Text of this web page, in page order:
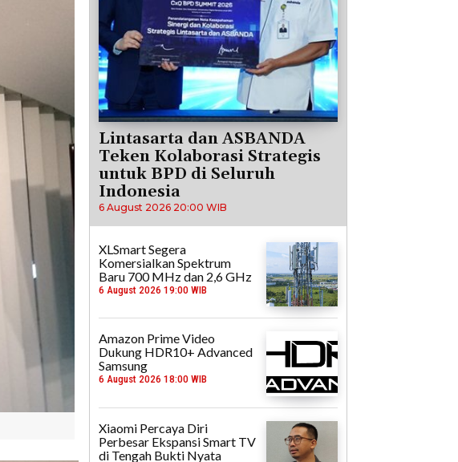
Lintasarta dan ASBANDA
Teken Kolaborasi Strategis
untuk BPD di Seluruh
Indonesia
6 August 2026 20:00 WIB
XLSmart Segera
Komersialkan Spektrum
Baru 700 MHz dan 2,6 GHz
6 August 2026 19:00 WIB
Amazon Prime Video
Dukung HDR10+ Advanced
Samsung
6 August 2026 18:00 WIB
Xiaomi Percaya Diri
Perbesar Ekspansi Smart TV
di Tengah Bukti Nyata